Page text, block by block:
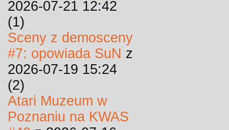
2026-07-21 12:42
(1)
Sceny z demosceny
#7: opowiada SuN z
2026-07-19 15:24
(2)
Atari Muzeum w
Poznaniu na KWAS